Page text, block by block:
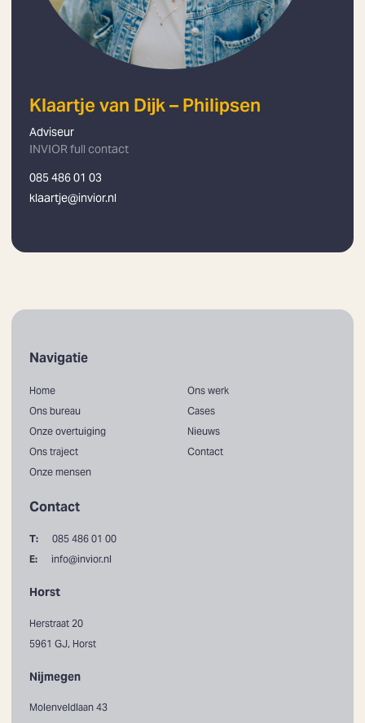
Klaartje van Dijk – Philipsen
Adviseur
INVIOR full contact
085 486 01 03
klaartje@invior.nl
Navigatie
Home
Ons bureau
Onze overtuiging
Ons traject
Onze mensen
Ons werk
Cases
Nieuws
Contact
Contact
T:
085 486 01 00
E:
info@invior.nl
Horst
Herstraat 20
5961 GJ, Horst
Nijmegen
Molenveldlaan 43